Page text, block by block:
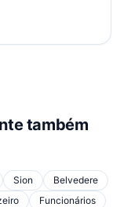
também
Sion
Belvedere
Funcionários